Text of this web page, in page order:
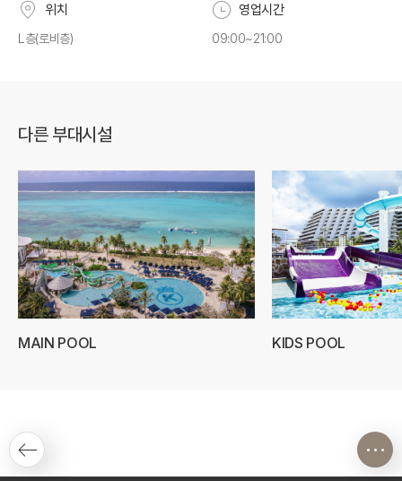
위치
L층(로비층)
영업시간
09:00~21:00
다른 부대시설
MAIN POOL KIDS POOL